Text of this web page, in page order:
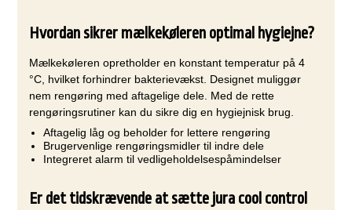
Hvordan sikrer mælkekøleren optimal hygiejne?
Mælkekøleren opretholder en konstant temperatur på 4
°C, hvilket forhindrer bakterievækst. Designet muliggør
nem rengøring med aftagelige dele. Med de rette
rengøringsrutiner kan du sikre dig en hygiejnisk brug.
Aftagelig låg og beholder for lettere rengøring
Brugervenlige rengøringsmidler til indre dele
Integreret alarm til vedligeholdelsespåmindelser
Er det tidskrævende at sætte jura cool control